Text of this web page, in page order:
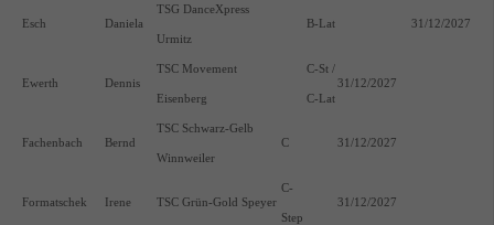
Esch Daniela
TSG DanceXpress
Urmitz
B-Lat 31/12/2027
Ewerth Dennis
TSC Movement
Eisenberg
C-St /
C-Lat
31/12/2027
Fachenbach Bernd
TSC Schwarz-Gelb
Winnweiler
C 31/12/2027
Formatschek Irene TSC Grün-Gold Speyer
C-
Step
31/12/2027